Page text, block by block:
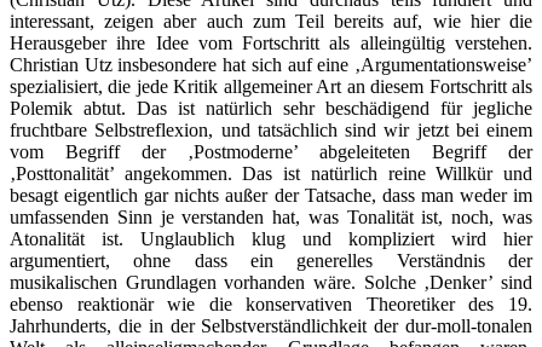
interessant, zeigen aber auch zum Teil bereits auf, wie hier die
Herausgeber ihre Idee vom Fortschritt als alleingültig verstehen.
Christian Utz insbesondere hat sich auf eine ‚Argumentationsweise’
spezialisiert, die jede Kritik allgemeiner Art an diesem Fortschritt als
Polemik abtut. Das ist natürlich sehr beschädigend für jegliche
fruchtbare Selbstreflexion, und tatsächlich sind wir jetzt bei einem
vom Begriff der ‚Postmoderne’ abgeleiteten Begriff der
‚Posttonalität’ angekommen. Das ist natürlich reine Willkür und
besagt eigentlich gar nichts außer der Tatsache, dass man weder im
umfassenden Sinn je verstanden hat, was Tonalität ist, noch, was
Atonalität ist. Unglaublich klug und kompliziert wird hier
argumentiert, ohne dass ein generelles Verständnis der
musikalischen Grundlagen vorhanden wäre. Solche ‚Denker’ sind
ebenso reaktionär wie die konservativen Theoretiker des 19.
Jahrhunderts, die in der Selbstverständlichkeit der dur-moll-tonalen